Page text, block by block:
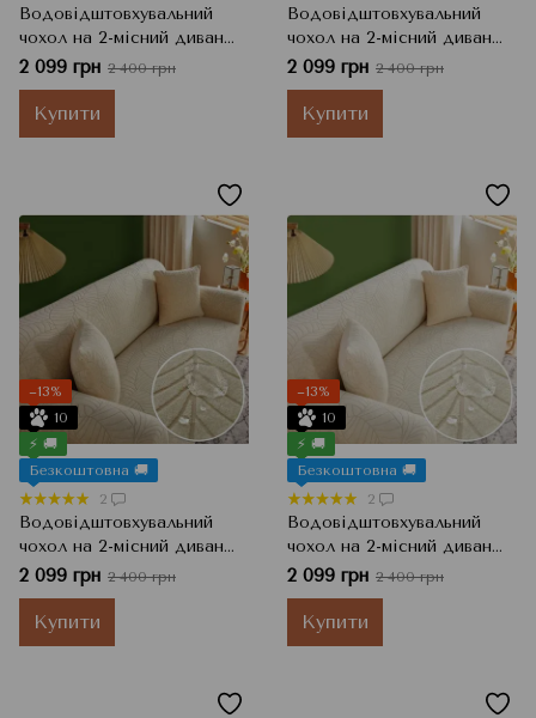
Водовідштовхувальний
чохол на 2-місний диван
Жаккард з візерунком,
Шоколадний, 145x185 см
2 099 грн 2 400 грн
Купити
Водовідштовхувальний
чохол на 2-місний диван
Жаккард з візерунком,
Бежевий, 145x185 см
2 099 грн 2 400 грн
Купити
−13%
10
⚡ 🚚
Безкоштовна 🚚
2
Водовідштовхувальний
чохол на 2-місний диван
Жаккард з візерунком,
Кремовий, 145x185 см
2 099 грн 2 400 грн
Купити
−13%
10
⚡ 🚚
Безкоштовна 🚚
2
Водовідштовхувальний
чохол на 2-місний диван
Жаккард з візерунком,
Айворі, 145x185 см
2 099 грн 2 400 грн
Купити